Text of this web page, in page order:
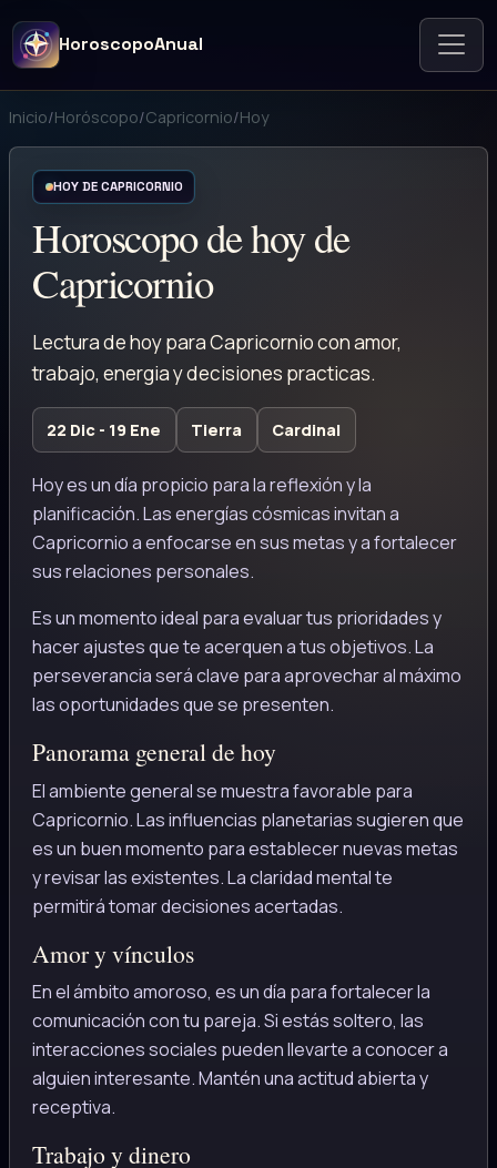
HoroscopoAnual
Inicio/Horóscopo/Capricornio/Hoy
HOY DE CAPRICORNIO
Horoscopo de hoy de
Capricornio
Lectura de hoy para Capricornio con amor,
trabajo, energia y decisiones practicas.
22 Dic - 19 Ene Tierra Cardinal
Hoy es un día propicio para la reflexión y la
planificación. Las energías cósmicas invitan a
Capricornio a enfocarse en sus metas y a fortalecer
sus relaciones personales.
Es un momento ideal para evaluar tus prioridades y
hacer ajustes que te acerquen a tus objetivos. La
perseverancia será clave para aprovechar al máximo
las oportunidades que se presenten.
Panorama general de hoy
El ambiente general se muestra favorable para
Capricornio. Las influencias planetarias sugieren que
es un buen momento para establecer nuevas metas
y revisar las existentes. La claridad mental te
permitirá tomar decisiones acertadas.
Amor y vínculos
En el ámbito amoroso, es un día para fortalecer la
comunicación con tu pareja. Si estás soltero, las
interacciones sociales pueden llevarte a conocer a
alguien interesante. Mantén una actitud abierta y
receptiva.
Trabajo y dinero